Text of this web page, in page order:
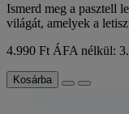
Ismerd meg a pasztell
világát, amelyek a
4.990 Ft ÁFA nélkül:
Kosárba